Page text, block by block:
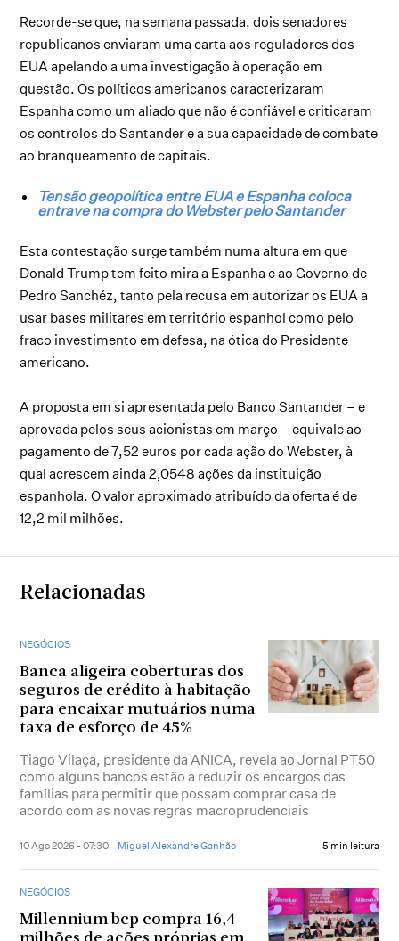
Recorde-se que, na semana passada, dois senadores
republicanos enviaram uma carta aos reguladores dos
EUA apelando a uma investigação à operação em
questão. Os políticos americanos caracterizaram
Espanha como um aliado que não é confiável e criticaram
os controlos do Santander e a sua capacidade de combate
ao branqueamento de capitais.
Tensão geopolítica entre EUA e Espanha coloca
entrave na compra do Webster pelo Santander
Esta contestação surge também numa altura em que
Donald Trump tem feito mira a Espanha e ao Governo de
Pedro Sanchéz, tanto pela recusa em autorizar os EUA a
usar bases militares em território espanhol como pelo
fraco investimento em defesa, na ótica do Presidente
americano.
A proposta em si apresentada pelo Banco Santander – e
aprovada pelos seus acionistas em março – equivale ao
pagamento de 7,52 euros por cada ação do Webster, à
qual acrescem ainda 2,0548 ações da instituição
espanhola. O valor aproximado atribuído da oferta é de
12,2 mil milhões.
Relacionadas
NEGÓCIOS
Banca aligeira coberturas dos
seguros de crédito à habitação
para encaixar mutuários numa
taxa de esforço de 45%
Tiago Vilaça, presidente da ANICA, revela ao Jornal PT50
como alguns bancos estão a reduzir os encargos das
famílias para permitir que possam comprar casa de
acordo com as novas regras macroprudenciais
10 Ago 2026 - 07:30 Miguel Alexandre Ganhão 5 min leitura
NEGÓCIOS
Millennium bcp compra 16,4